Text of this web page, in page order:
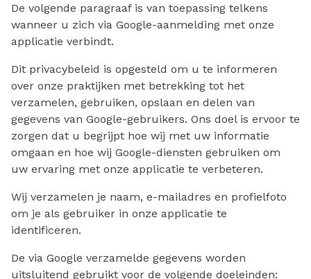
De volgende paragraaf is van toepassing telkens
wanneer u zich via Google-aanmelding met onze
applicatie verbindt.
Dit privacybeleid is opgesteld om u te informeren
over onze praktijken met betrekking tot het
verzamelen, gebruiken, opslaan en delen van
gegevens van Google-gebruikers. Ons doel is ervoor te
zorgen dat u begrijpt hoe wij met uw informatie
omgaan en hoe wij Google-diensten gebruiken om
uw ervaring met onze applicatie te verbeteren.
Wij verzamelen je naam, e-mailadres en profielfoto
om je als gebruiker in onze applicatie te
identificeren.
De via Google verzamelde gegevens worden
uitsluitend gebruikt voor de volgende doeleinden: